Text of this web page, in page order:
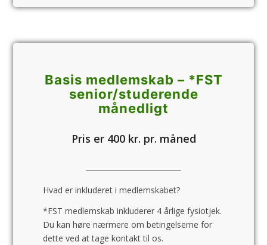
Basis medlemskab – *FST
senior/­studerende
månedligt
Pris er 400 kr. pr. måned
Hvad er inkluderet i medlemskabet?
*FST medlemskab inkluderer 4 årlige fysiotjek.
Du kan høre nærmere om betingelserne for
dette ved at tage kontakt til os.